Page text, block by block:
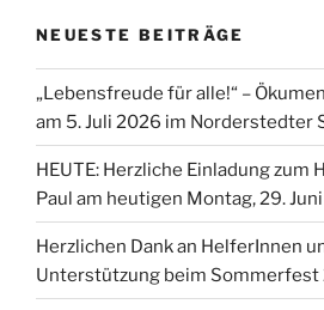
NEUESTE BEITRÄGE
„Lebensfreude für alle!“ –
am 5. Juli 2026 im Norderstedter
HEUTE: Herzliche Einladung zum
Paul am heutigen Montag, 29.
Herzlichen Dank an HelferInnen
Unterstützung beim Sommerfest